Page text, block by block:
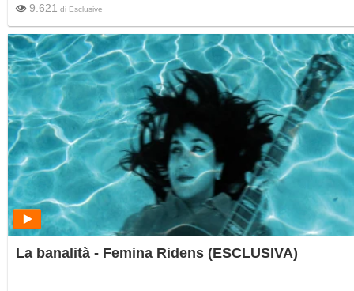
9.621 di Esclusive
La banalità - Femina Ridens (ESCLUSIVA)